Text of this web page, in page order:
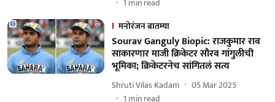
मनोरंजन बातम्या
Sourav Ganguly Biopic: राजकुमार राव
साकारणार माजी क्रिकेटर सौरव गांगुलीची
भूमिका; क्रिकेटरनेच सांगितलं सत्य
Shruti Vilas Kadam
05 Mar 2025
1 min read